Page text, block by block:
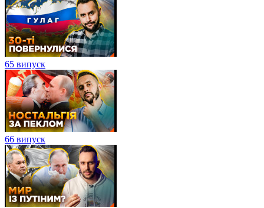
65 випуск
66 випуск